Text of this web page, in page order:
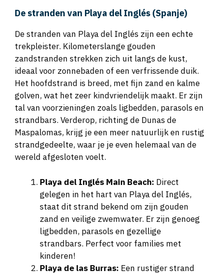
De stranden van Playa del Inglés (Spanje)
De stranden van Playa del Inglés zijn een echte
trekpleister. Kilometerslange gouden
zandstranden strekken zich uit langs de kust,
ideaal voor zonnebaden of een verfrissende duik.
Het hoofdstrand is breed, met fijn zand en kalme
golven, wat het zeer kindvriendelijk maakt. Er zijn
tal van voorzieningen zoals ligbedden, parasols en
strandbars. Verderop, richting de Dunas de
Maspalomas, krijg je een meer natuurlijk en rustig
strandgedeelte, waar je je even helemaal van de
wereld afgesloten voelt.
Playa del Inglés Main Beach: Direct
gelegen in het hart van Playa del Inglés,
staat dit strand bekend om zijn gouden
zand en veilige zwemwater. Er zijn genoeg
ligbedden, parasols en gezellige
strandbars. Perfect voor families met
kinderen!
Playa de las Burras: Een rustiger strand